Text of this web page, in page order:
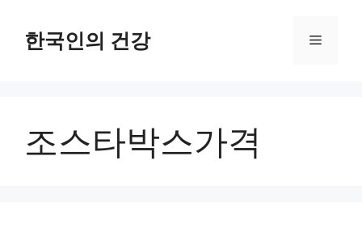
한국인의 건강 메
조스타박스가격